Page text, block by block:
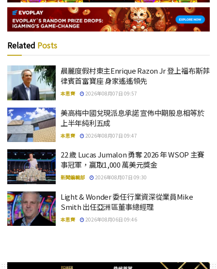
Related Posts
晨麗度假村東主Enrique Razon Jr 登上福布斯菲
律賓首富寶座 身家遙遙領先
本思齊 2026年08月07日 09:57
美高梅中國兌現派息承諾 宣佈中期股息相等於
上半年純利五成
本思齊 2026年08月07日 09:47
22 歲 Lucas Jumalon 勇奪 2026 年 WSOP 主賽
事冠軍，贏取1,000 萬美元獎金
新聞編輯部 2026年08月07日 09:30
Light & Wonder 委任行業資深從業員Mike
Smith 出任亞洲區董事總經理
本思齊 2026年08月06日 09:46